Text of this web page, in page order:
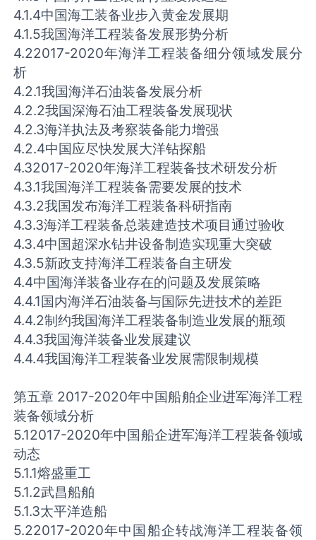
4.1.4中国海工装备业步入黄金发展期
4.1.5我国海洋工程装备发展形势分析
4.22017-2020年海洋工程装备细分领域发展分
析
4.2.1我国海洋石油装备发展分析
4.2.2我国深海石油工程装备发展现状
4.2.3海洋执法及考察装备能力增强
4.2.4中国应尽快发展大洋钻探船
4.32017-2020年海洋工程装备技术研发分析
4.3.1我国海洋工程装备需要发展的技术
4.3.2我国发布海洋工程装备科研指南
4.3.3海洋工程装备总装建造技术项目通过验收
4.3.4中国超深水钻井设备制造实现重大突破
4.3.5新政支持海洋工程装备自主研发
4.4中国海洋装备业存在的问题及发展策略
4.4.1国内海洋石油装备与国际先进技术的差距
4.4.2制约我国海洋工程装备制造业发展的瓶颈
4.4.3我国海洋装备业发展建议
4.4.4我国海洋工程装备业发展需限制规模
第五章 2017-2020年中国船舶企业进军海洋工程
装备领域分析
5.12017-2020年中国船企进军海洋工程装备领域
动态
5.1.1熔盛重工
5.1.2武昌船舶
5.1.3太平洋造船
5.22017-2020年中国船企转战海洋工程装备领